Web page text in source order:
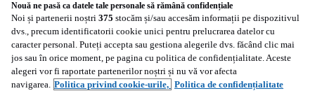
Încearcă acum aplicația Autovit.ro
Nouă ne pasă ca datele tale personale să rămână confidențiale
Noi și partenerii noștri 375 stocăm și/sau accesăm informații pe dispozitivul
dvs., precum identificatorii cookie unici pentru prelucrarea datelor cu
caracter personal. Puteți accepta sau gestiona alegerile dvs. făcând clic mai
jos sau în orice moment, pe pagina cu politica de confidențialitate. Aceste
alegeri vor fi raportate partenerilor noștri și nu vă vor afecta
navigarea. Politica privind cookie-urile, Politica de confidențialitate